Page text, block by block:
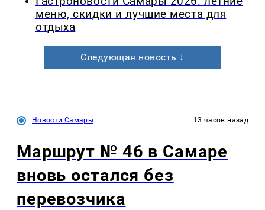
меню, скидки и лучшие места для
отдыха
Следующая новость ↓
Новости Самары 13 часов назад
Маршрут № 46 в Самаре
вновь остался без
перевозчика